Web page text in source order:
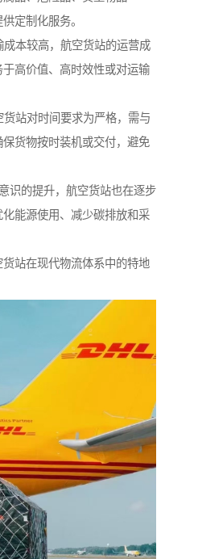
定制化服务。
本较高，航空货站的运营成
高价值、高时效性或对运输
站对时间要求为严格，需与
货物按时装机或交付，避免
识的提升，航空货站也在逐步
能源使用、减少碳排放和采
站在现代物流体系中的特地